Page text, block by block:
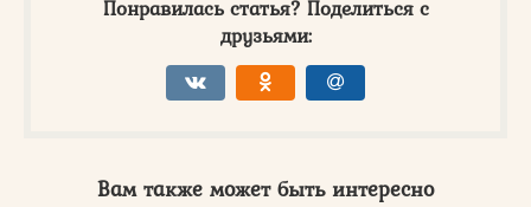
Понравилась статья? Поделиться с
друзьями:
Вам также может быть интересно